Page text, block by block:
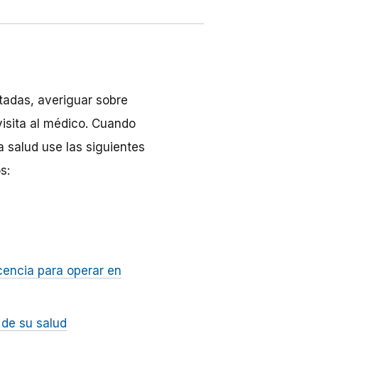
averiguar sobre
al médico. Cuando
salud use las siguientes
para operar en
su salud